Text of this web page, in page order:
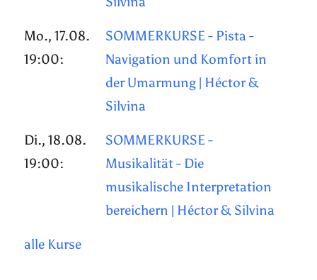
Mo., 17.08.
19:00:
SOMMERKURSE - Pista -
Navigation und Komfort in
der Umarmung | Héctor &
Silvina
Di., 18.08.
19:00:
SOMMERKURSE -
Musikalität - Die
musikalische Interpretation
bereichern | Héctor & Silvina
alle Kurse